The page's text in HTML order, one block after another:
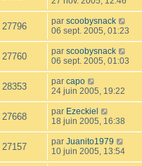
27796 par scoobysnack
06 sept. 2005, 01:23
27760 par scoobysnack
06 sept. 2005, 01:03
28353 par capo
24 juin 2005, 19:22
27668 par Ezeckiel
18 juin 2005, 16:38
27157 par Juanito1979
10 juin 2005, 13:54